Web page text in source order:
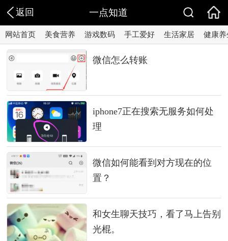
返回 一点知道
网站首页 美食营养 游戏数码 手工爱好 生活家居 健康养
微信怎么转账
iphone7正在搜索无服务如何处
理
微信如何能看到对方现在的位
置？
和女生聊天技巧，看了马上告别
光棍。